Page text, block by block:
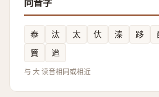
㤗 汰 太 㐲 溙 跢
簤
迨
与 大 读音相同或相近